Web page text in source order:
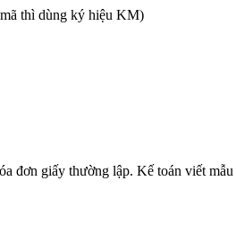
thì dùng ký hiệu KM)
đơn giấy thường lập. Kế toán viết